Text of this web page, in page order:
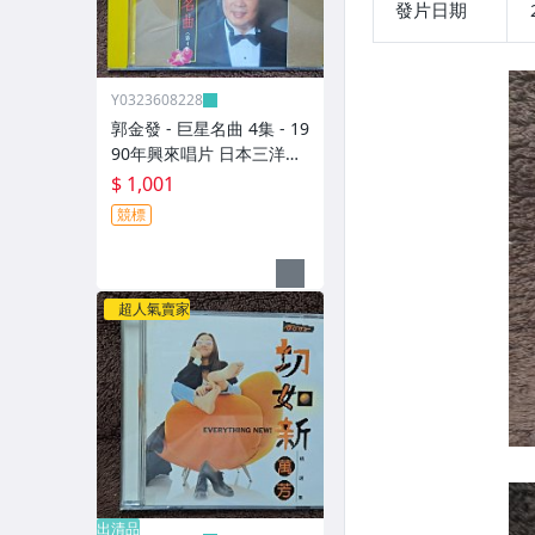
發片日期
Y0323608228
郭金發 - 巨星名曲 4集 - 19
90年興來唱片 日本三洋盤
- 碟片9成新 無IFPI - 1001
元起標 M2316
$ 1,001
競標
超人氣賣家
出清品